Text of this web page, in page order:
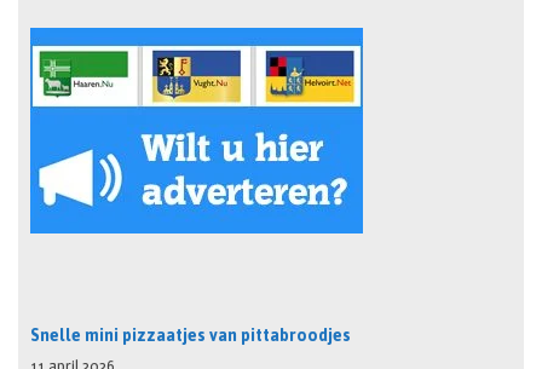
Snelle mini pizzaatjes van pittabroodjes